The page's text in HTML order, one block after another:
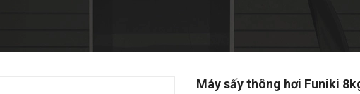
Máy sấy thông hơi Funiki